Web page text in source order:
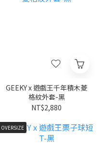
GEEKY x 遊戲王千年積木菱
格紋外套-黑
NT$2,880
OVERSIZE